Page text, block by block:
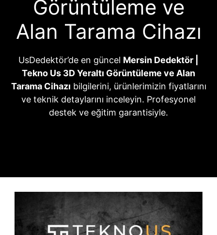
Görüntüleme ve
Alan Tarama Cihazı
UsDedektör’de en güncel Mersin Dedektör |
Tekno Us 3D Yeraltı Görüntüleme ve Alan
Tarama Cihazı bilgilerini, ürünlerimizin fiyatlarını
ve teknik detaylarını inceleyin. Profesyonel
destek ve eğitim garantisiyle.